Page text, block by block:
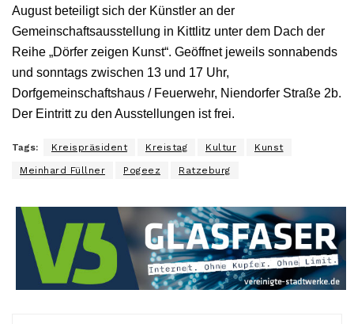
August beteiligt sich der Künstler an der
Gemeinschaftsausstellung in Kittlitz unter dem Dach der
Reihe „Dörfer zeigen Kunst“. Geöffnet jeweils sonnabends
und sonntags zwischen 13 und 17 Uhr,
Dorfgemeinschaftshaus / Feuerwehr, Niendorfer Straße 2b.
Der Eintritt zu den Ausstellungen ist frei.
Tags: Kreispräsident Kreistag Kultur Kunst
Meinhard Füllner Pogeez Ratzeburg